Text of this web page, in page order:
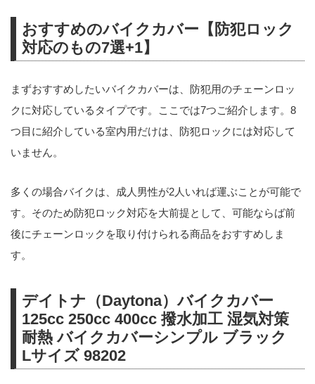
おすすめのバイクカバー【防犯ロック
対応のもの7選+1】
まずおすすめしたいバイクカバーは、防犯用のチェーンロッ
クに対応しているタイプです。ここでは7つご紹介します。8
つ目に紹介している室内用だけは、防犯ロックには対応して
いません。
多くの場合バイクは、成人男性が2人いれば運ぶことが可能で
す。そのため防犯ロック対応を大前提として、可能ならば前
後にチェーンロックを取り付けられる商品をおすすめしま
す。
デイトナ（Daytona）バイクカバー
125cc 250cc 400cc 撥水加工 湿気対策
耐熱 バイクカバーシンプル ブラック
Lサイズ 98202